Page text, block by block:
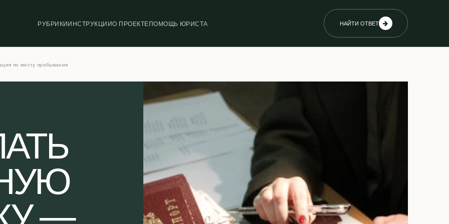
РУБРИКИИНСТРУКЦИИО ПРОЕКТЕПОМОЩЬ ЮРИСТА НАЙТИ ОТВЕТ
по месту пребывания